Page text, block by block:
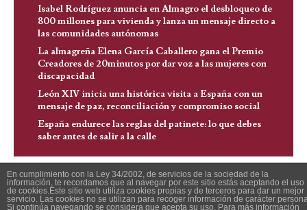
Isabel Rodríguez anuncia en Almagro el desbloqueo de
800 millones para vivienda y lanza un mensaje directo a
las comunidades autónomas
La almagreña Elena García Caballero gana el Premio
Creadores de 20minutos por dar voz a las mujeres con
discapacidad
León XIV inicia una histórica visita a España con un
mensaje de paz, reconciliación y compromiso social
España endurece las reglas del patinete: lo que debes
saber antes de salir a la calle
En cumplimiento con la Ley 34/2002, de servicios de la sociedad de la
información, te recordamos que al navegar por este sitio estás aceptando el uso
de cookies.Este sitio web utiliza cookies propias y de terceros para dar un mejor
servicio. Las cookies no se utilizan para recoger información de carácter
Si continúa navegando se considera que acepta su uso. Para más información